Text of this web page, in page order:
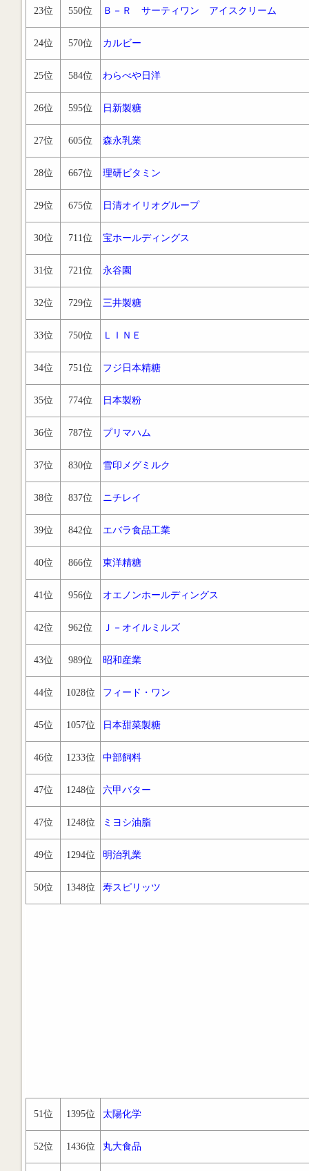
23位 550位 Ｂ－Ｒ サーティワン アイスクリーム
24位 570位 カルビー
25位 584位 わらべや日洋
26位 595位 日新製糖
27位 605位 森永乳業
28位 667位 理研ビタミン
29位 675位 日清オイリオグループ
30位 711位 宝ホールディングス
31位 721位 永谷園
32位 729位 三井製糖
33位 750位 ＬＩＮＥ
34位 751位 フジ日本精糖
35位 774位 日本製粉
36位 787位 プリマハム
37位 830位 雪印メグミルク
38位 837位 ニチレイ
39位 842位 エバラ食品工業
40位 866位 東洋精糖
41位 956位 オエノンホールディングス
42位 962位 Ｊ－オイルミルズ
43位 989位 昭和産業
44位 1028位 フィード・ワン
45位 1057位 日本甜菜製糖
46位 1233位 中部飼料
47位 1248位 六甲バター
47位 1248位 ミヨシ油脂
49位 1294位 明治乳業
50位 1348位 寿スピリッツ
51位 1395位 太陽化学
52位 1436位 丸大食品